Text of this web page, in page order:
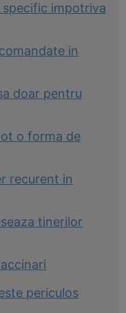
impotriva
in
doar pentru
o forma de
recurent in
tinerilor
periculos